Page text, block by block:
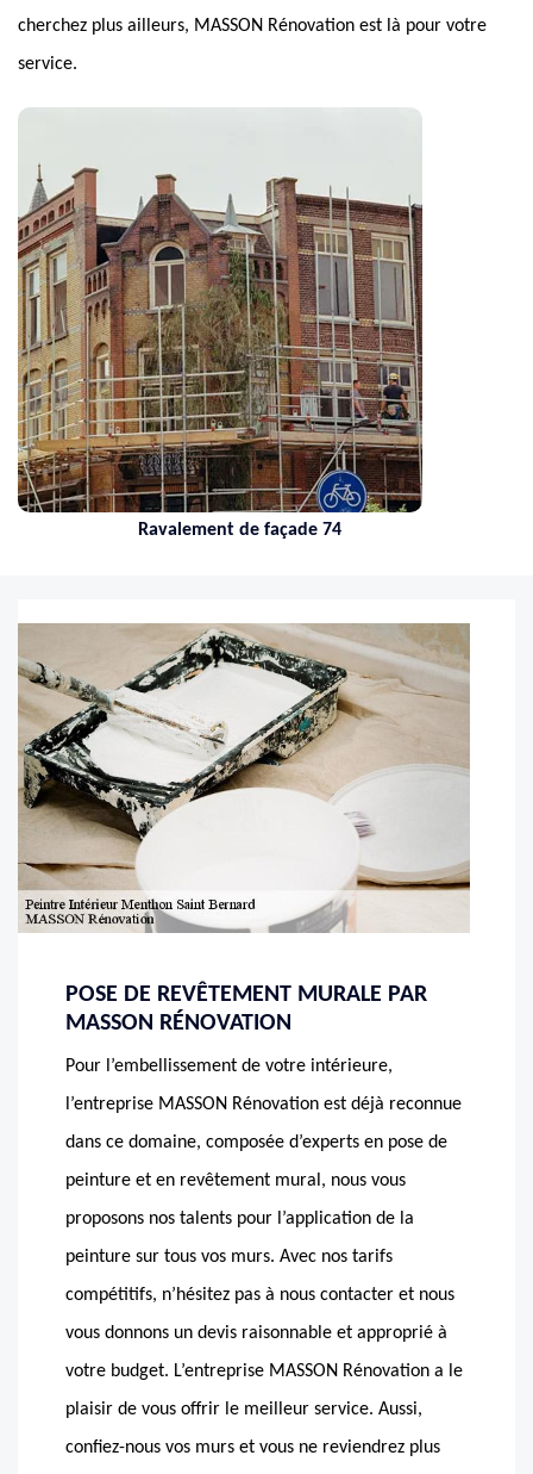
cherchez plus ailleurs, MASSON Rénovation est là pour votre
service.
Ravalement de façade 74
POSE DE REVÊTEMENT MURALE PAR
MASSON RÉNOVATION
Pour l’embellissement de votre intérieure,
l’entreprise MASSON Rénovation est déjà reconnue
dans ce domaine, composée d’experts en pose de
peinture et en revêtement mural, nous vous
proposons nos talents pour l’application de la
peinture sur tous vos murs. Avec nos tarifs
compétitifs, n’hésitez pas à nous contacter et nous
vous donnons un devis raisonnable et approprié à
votre budget. L’entreprise MASSON Rénovation a le
plaisir de vous offrir le meilleur service. Aussi,
confiez-nous vos murs et vous ne reviendrez plus